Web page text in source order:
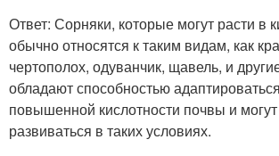
Ответ: Сорняки, которые могут расти в
обычно относятся к таким видам, как
чертополох, одуванчик, щавель, и
обладают способностью
повышенной кислотности почвы и
развиваться в таких условиях.